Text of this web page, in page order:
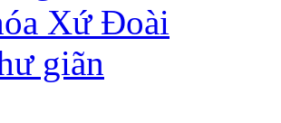
Xứ Đoài
giãn